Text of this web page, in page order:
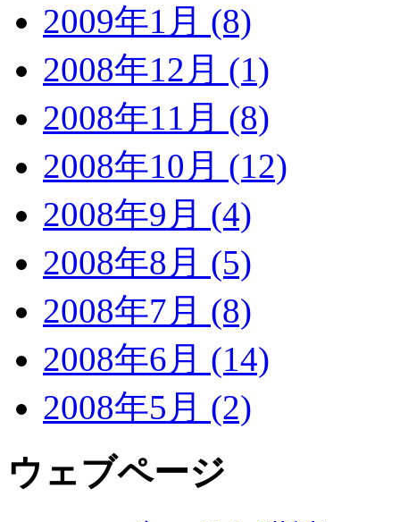
2009年1月 (8)
2008年12月 (1)
2008年11月 (8)
2008年10月 (12)
2008年9月 (4)
2008年8月 (5)
2008年7月 (8)
2008年6月 (14)
2008年5月 (2)
ウェブページ